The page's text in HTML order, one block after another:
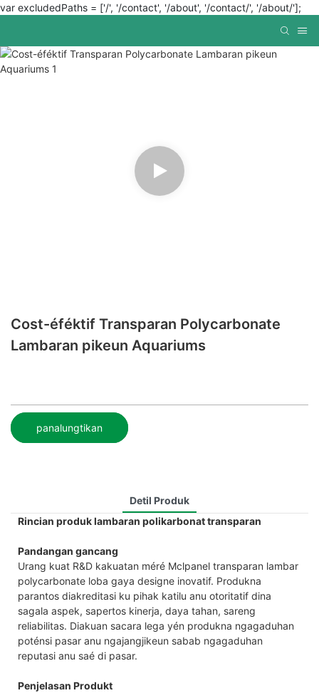
var excludedPaths = ['/', '/contact', '/about', '/contact/', '/about/'];
Cost-éféktif Transparan Polycarbonate
Lambaran pikeun Aquariums
panalungtikan
Detil Produk
Rincian produk lambaran polikarbonat transparan
Pandangan gancang
Urang kuat R&D kakuatan méré Mclpanel transparan lambar
polycarbonate loba gaya designe inovatif. Produkna
parantos diakreditasi ku pihak katilu anu otoritatif dina
sagala aspek, sapertos kinerja, daya tahan, sareng
reliabilitas. Diakuan sacara lega yén produkna ngagaduhan
poténsi pasar anu ngajangjikeun sabab ngagaduhan
reputasi anu saé di pasar.
Penjelasan Produkt